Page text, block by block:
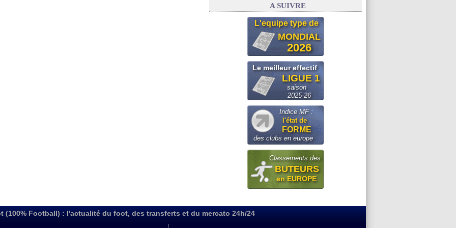
A SUIVRE
L'equipe type de
MONDIAL
2026
Le meilleur effectif
LIGUE 1
saison
2025-26
Indice MF :
l'état de
FORME
des clubs en europe
Classements des
BUTEURS
en EUROPE
(100% Football) : l'actualité du foot, des transferts et du mercato 24h/24